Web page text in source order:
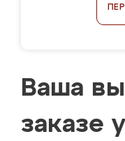
Ваша
заказе